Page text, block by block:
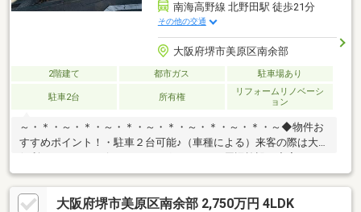
南海高野線 北野田駅 徒歩21分
その他の交通
大阪府堺市美原区南余部
2階建て 都市ガス 駐車場あり
駐車2台 所有権
リフォームリノベーシ
ョン
～・＊・～・＊・～・＊・～・＊・～・＊・～・＊・～◆物件お
すすめポイント！・駐車２台可能♪（車種による）来客の際は大変
り、利便性の良い環境でございます♪◆リフォーム箇所(２０２５
年１０月完了予定)・各階トイレ新調・洗面台新調・クロスCF全部
屋貼替・コンロ新調・畳表替え・一部クローゼット交換・一部外
大阪府堺市美原区南余部 2,750万円 4LDK